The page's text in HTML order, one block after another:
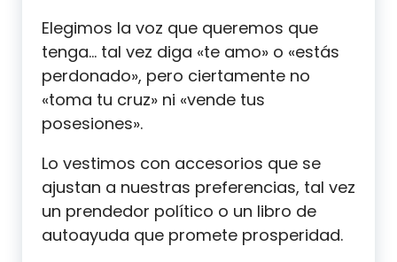
Elegimos la voz que queremos que
tenga… tal vez diga «te amo» o «estás
perdonado», pero ciertamente no
«toma tu cruz» ni «vende tus
posesiones».
Lo vestimos con accesorios que se
ajustan a nuestras preferencias, tal vez
un prendedor político o un libro de
autoayuda que promete prosperidad.